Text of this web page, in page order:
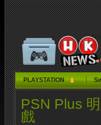
PLAYSTATION
PSN Plus
戲